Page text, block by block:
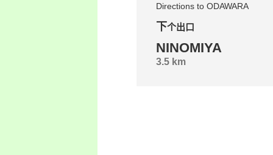
Directions to ODAWARA
下个出口
NINOMIYA
3.5 km